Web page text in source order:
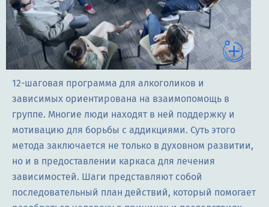
12-шаговая программа для алкоголиков и
зависимых ориентирована на взаимопомощь в
группе. Многие люди находят в ней поддержку и
мотивацию для борьбы с аддикциями. Суть этого
метода заключается не только в духовном развитии,
но и в предоставлении каркаса для лечения
зависимостей. Шаги представляют собой
последовательный план действий, который помогает